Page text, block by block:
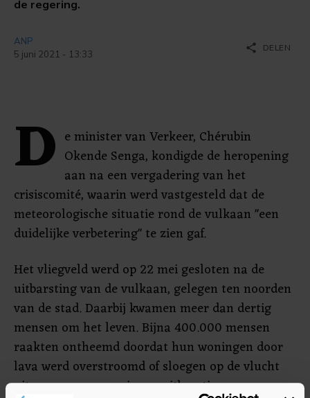
de regering.
ANP
5 juni 2021 - 13:33
share DELEN
D e minister van Verkeer, Chérubin
Okende Senga, kondigde de heropening
aan na een vergadering van het
crisiscomité, waarin werd vastgesteld dat de
meteorologische situatie rond de vulkaan "een
duidelijke verbetering" te zien gaf.
Het vliegveld werd op 22 mei gesloten na de
uitbarsting van de vulkaan, gelegen ten noorden
van de stad. Daarbij kwamen meer dan dertig
mensen om het leven. Bijna 400.000 mensen
raakten ontheemd doordat hun woningen door
lava werd overstroomd of sloegen op de vlucht
uit vrees voor een nieuwe uitbarsting.